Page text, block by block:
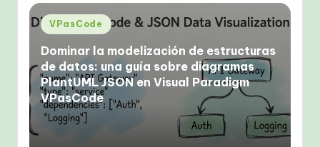
Publicado
en
VPasCode
Dominar la modelización de estructuras
de datos: una guía sobre diagramas
PlantUML JSON en Visual Paradigm
VPasCode